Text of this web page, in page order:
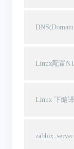
Linux配置
Linux 下编